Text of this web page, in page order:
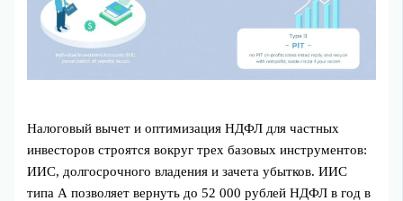
Налоговый вычет и оптимизация НДФЛ для частных
инвесторов строятся вокруг трех базовых инструментов:
ИИС, долгосрочного владения и зачета убытков. ИИС
типа А позволяет вернуть до 52 000 рублей НДФЛ в год в